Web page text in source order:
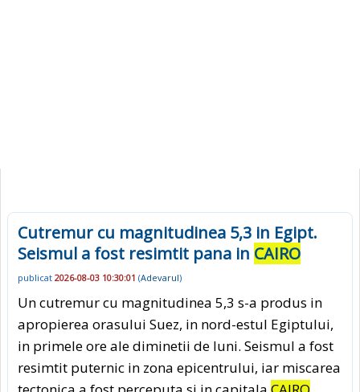
Cutremur cu magnitudinea 5,3 in Egipt.
Seismul a fost resimtit pana in CAIRO
publicat 2026-08-03 10:30:01 (Adevarul)
Un cutremur cu magnitudinea 5,3 s-a produs in
apropierea orasului Suez, in nord-estul Egiptului,
in primele ore ale diminetii de luni. Seismul a fost
resimtit puternic in zona epicentrului, iar miscarea